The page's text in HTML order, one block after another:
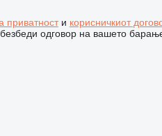
приватности корисничкиот
одговор на вашето